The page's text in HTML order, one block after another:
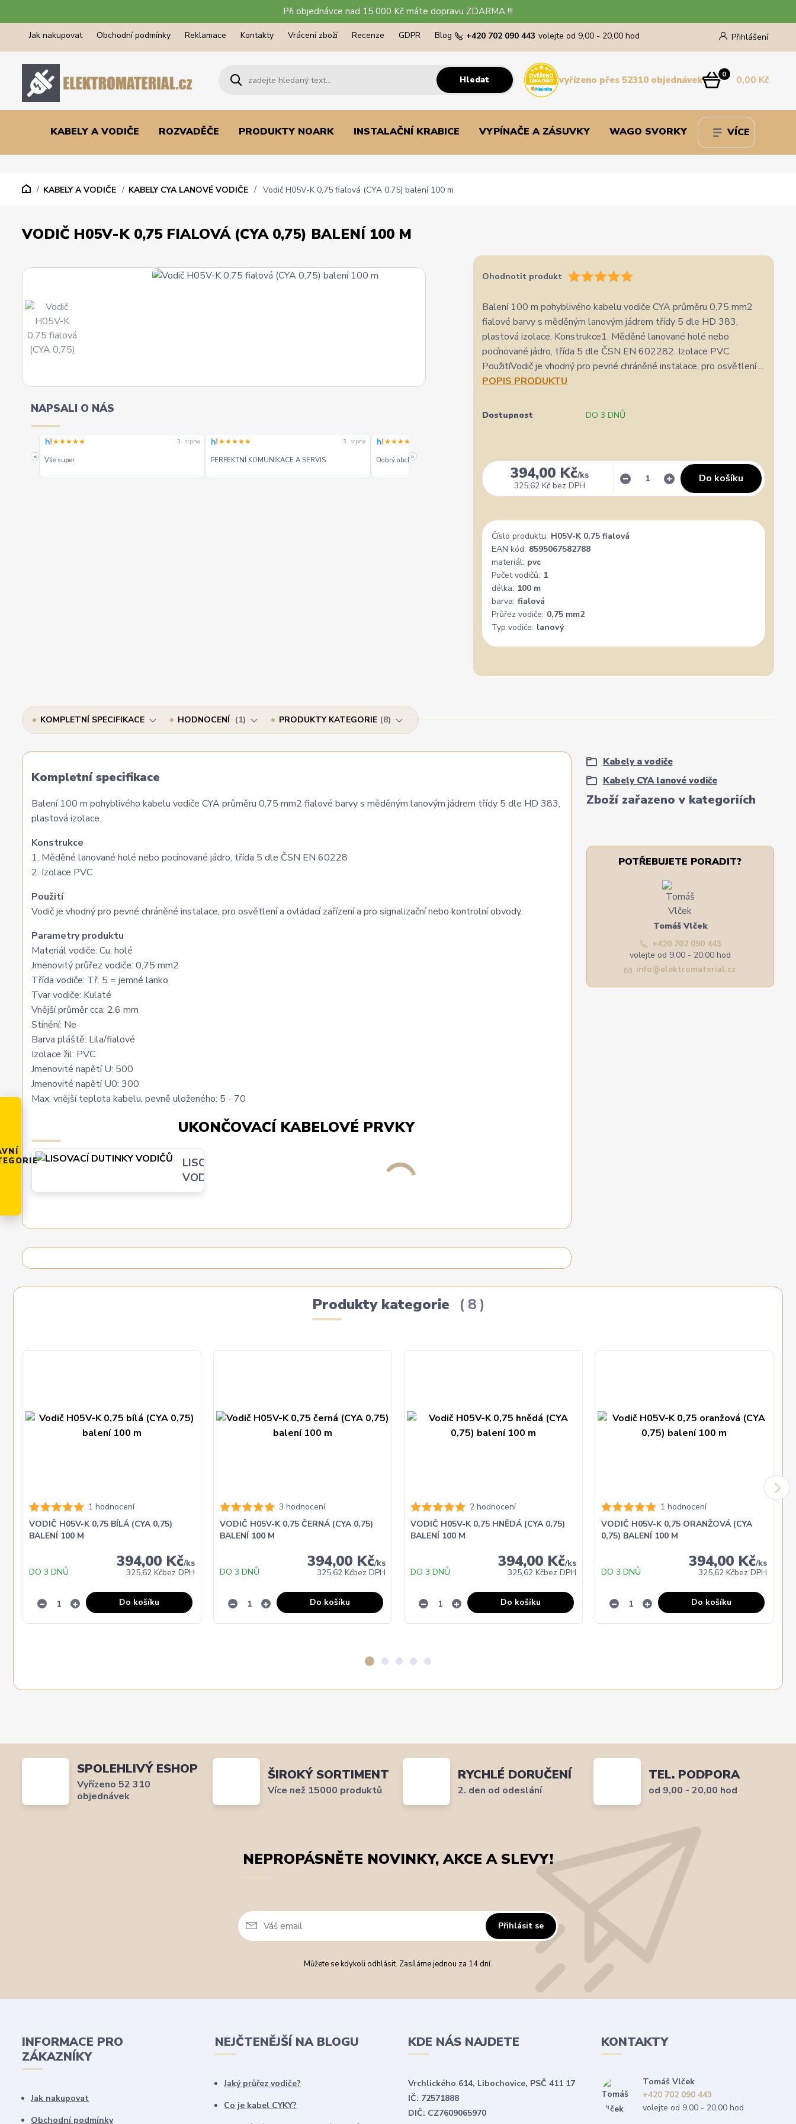
Při objednávce nad 15 000 Kč máte dopravu ZDARMA !!!
Jak nakupovat Obchodní podmínky Reklamace Kontakty Vrácení zboží Recenze GDPR Blog Přihlášení
Hledat
+420 702 090 443 volejte od 9,00 - 20,00 hod
0 0,00 Kč
vyřízeno přes 52310 objednávek
KABELY A VODIČE ROZVADĚČE PRODUKTY NOARK INSTALAČNÍ KRABICE VYPÍNAČE A ZÁSUVKY WAGO SVORKY VÍCE
KABELY A VODIČE KABELY CYA LANOVÉ VODIČE Vodič H05V-K 0,75 fialová (CYA 0,75) balení 100 m
VODIČ H05V-K 0,75 FIALOVÁ (CYA 0,75) BALENÍ 100 M
NAPSALI O NÁS
«
★★★★★ 3. srpna
Vše super
★★★★★ 3. srpna
PERFEKTNÍ KOMUNIKACE A SERVIS
★★★★★
Dobrý obchod dobré ceny - doporučuji. rychlost a kvalitu objednavky
nejlepších
»
Ohodnotit produkt
Balení 100 m pohyblivého kabelu vodiče CYA průměru 0,75 mm2
fialové barvy s měděným lanovým jádrem třídy 5 dle HD 383,
plastová izolace. Konstrukce1. Měděné lanované holé nebo
pocínované jádro, třída 5 dle ČSN EN 602282. Izolace PVC
PoužitíVodič je vhodný pro pevné chráněné instalace, pro osvětlení ...
POPIS PRODUKTU
Dostupnost DO 3 DNŮ
394,00 Kč/ks
325,62 Kč bez DPH
Do košíku
Číslo produktu: H05V-K 0,75 fialová
EAN kód: 8595067582788
materiál: pvc
Počet vodičů: 1
délka: 100 m
barva: fialová
Průřez vodiče: 0,75 mm2
Typ vodiče: lanový
KOMPLETNÍ SPECIFIKACE HODNOCENÍ 1 PRODUKTY KATEGORIE 8
Kompletní specifikace
Balení 100 m pohyblivého kabelu vodiče CYA průměru 0,75 mm2 fialové barvy s měděným lanovým jádrem třídy 5 dle HD 383,
plastová izolace.
Konstrukce
1. Měděné lanované holé nebo pocínované jádro, třída 5 dle ČSN EN 60228
2. Izolace PVC
Použití
Vodič je vhodný pro pevné chráněné instalace, pro osvětlení a ovládací zařízení a pro signalizační nebo kontrolní obvody.
Parametry produktu
Materiál vodiče: Cu, holé
Jmenovitý průřez vodiče: 0,75 mm2
Třída vodiče: Tř. 5 = jemné lanko
Tvar vodiče: Kulaté
Vnější průměr cca: 2,6 mm
Stínění: Ne
Barva pláště: Lila/fialové
Izolace žil: PVC
Jmenovité napětí U: 500
Jmenovité napětí U0: 300
Max. vnější teplota kabelu, pevně uloženého: 5 - 70
UKONČOVACÍ KABELOVÉ PRVKY
LISOVACÍ DUTINKY
VODIČŮ
Zboží zařazeno v kategoriích
Kabely a vodiče
Kabely CYA lanové vodiče
POTŘEBUJETE PORADIT?
Tomáš Vlček
+420 702 090 443
volejte od 9,00 - 20,00 hod
info@elektromaterial.cz
Produkty kategorie 8
1 hodnocení
VODIČ H05V-K 0,75 BÍLÁ (CYA 0,75)
BALENÍ 100 M
394,00 Kč/ks
325,62 Kčbez DPH
DO 3 DNŮ
Do košíku
3 hodnocení
VODIČ H05V-K 0,75 ČERNÁ (CYA 0,75)
BALENÍ 100 M
394,00 Kč/ks
325,62 Kčbez DPH
DO 3 DNŮ
Do košíku
2 hodnocení
VODIČ H05V-K 0,75 HNĚDÁ (CYA 0,75)
BALENÍ 100 M
394,00 Kč/ks
325,62 Kčbez DPH
DO 3 DNŮ
Do košíku
1 hodnocení
VODIČ H05V-K 0,75 ORANŽOVÁ (CYA
0,75) BALENÍ 100 M
394,00 Kč/ks
325,62 Kčbez DPH
DO 3 DNŮ
Do košíku
SPOLEHLIVÝ ESHOP
Vyřízeno 52 310
objednávek
ŠIROKÝ SORTIMENT
Více než 15000 produktů
RYCHLÉ DORUČENÍ
2. den od odeslání
TEL. PODPORA
od 9,00 - 20,00 hod
NEPROPÁSNĚTE NOVINKY, AKCE A SLEVY!
Přihlásit se
Můžete se kdykoli odhlásit. Zasíláme jednou za 14 dní.
INFORMACE PRO
ZÁKAZNÍKY
Jak nakupovat
Obchodní podmínky
NEJČTENĚJŠÍ NA BLOGU
Jaký průřez vodiče?
Co je kabel CYKY?
KDE NÁS NAJDETE
Vrchlického 614, Libochovice, PSČ 411 17
IČ: 72571888
DIČ: CZ7609065970
KONTAKTY
Tomáš Vlček
+420 702 090 443
volejte od 9,00 - 20,00 hod